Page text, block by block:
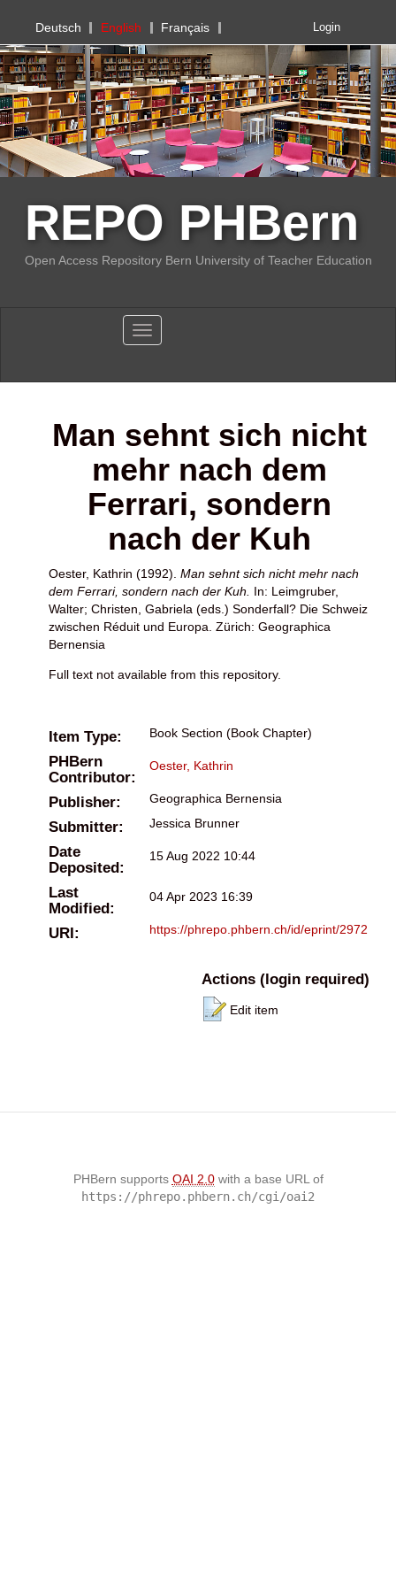
PHBern
Deutsch English Français Login
REPO PHBern
Open Access Repository Bern University of Teacher Education
Toggle navigation
Man sehnt sich nicht
mehr nach dem
Ferrari, sondern
nach der Kuh
Oester, Kathrin (1992). Man sehnt sich nicht mehr nach
dem Ferrari, sondern nach der Kuh. In: Leimgruber,
Walter; Christen, Gabriela (eds.) Sonderfall? Die Schweiz
zwischen Réduit und Europa. Zürich: Geographica
Bernensia
Full text not available from this repository.
Item Type: Book Section (Book Chapter)
PHBern
Contributor:
Oester, Kathrin
Publisher: Geographica Bernensia
Submitter: Jessica Brunner
Date
Deposited:
15 Aug 2022 10:44
Last
Modified:
04 Apr 2023 16:39
URI: https://phrepo.phbern.ch/id/eprint/2972
Actions (login required)
Edit item
PHBern supports OAI 2.0with a base URL of
https://phrepo.phbern.ch/cgi/oai2